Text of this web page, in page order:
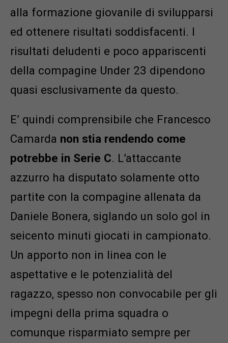
alla formazione giovanile di svilupparsi
ed ottenere risultati soddisfacenti. I
risultati deludenti e poco appariscenti
della compagine Under 23 dipendono
quasi esclusivamente da questo.
E’ quindi comprensibile che Francesco
Camarda non stia rendendo come
potrebbe in Serie C. L’attaccante
azzurro ha disputato solamente otto
partite con la compagine allenata da
Daniele Bonera, siglando un solo gol in
seicento minuti giocati in campionato.
Un apporto non in linea con le
aspettative e le potenzialità del
ragazzo, spesso non convocabile per gli
impegni della prima squadra o
comunque risparmiato sempre per